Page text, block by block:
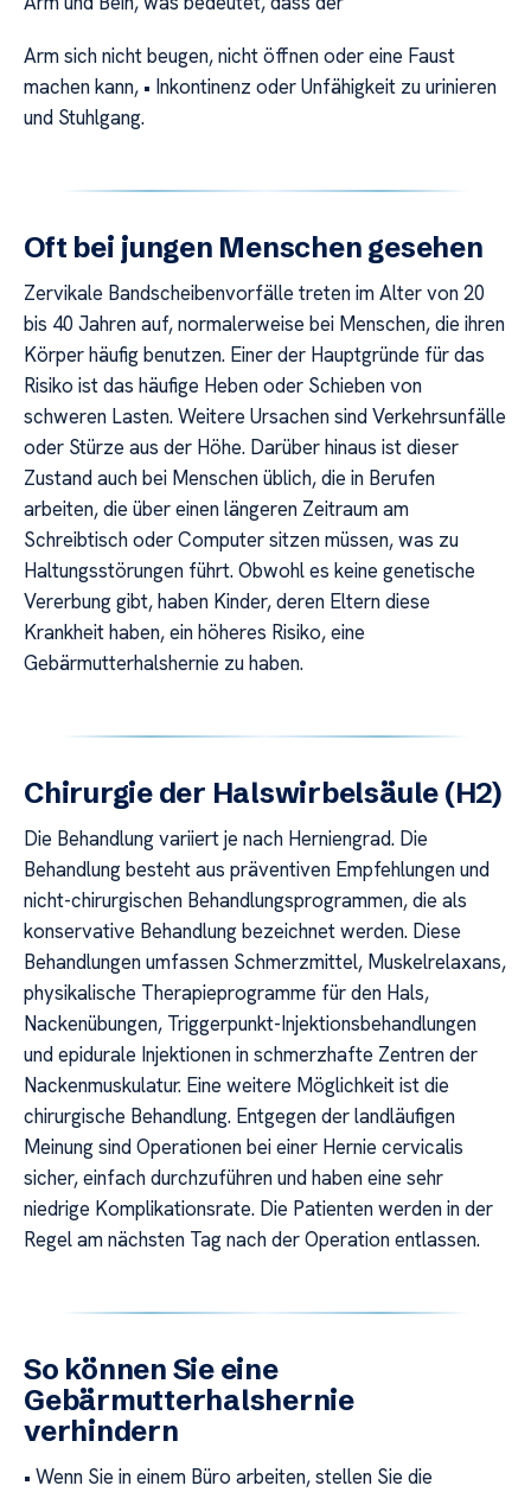
Arm sich nicht beugen, nicht öffnen oder eine Faust
machen kann, • Inkontinenz oder Unfähigkeit zu urinieren
und Stuhlgang.
Oft bei jungen Menschen gesehen
Zervikale Bandscheibenvorfälle treten im Alter von 20
bis 40 Jahren auf, normalerweise bei Menschen, die ihren
Körper häufig benutzen. Einer der Hauptgründe für das
Risiko ist das häufige Heben oder Schieben von
schweren Lasten. Weitere Ursachen sind Verkehrsunfälle
oder Stürze aus der Höhe. Darüber hinaus ist dieser
Zustand auch bei Menschen üblich, die in Berufen
arbeiten, die über einen längeren Zeitraum am
Schreibtisch oder Computer sitzen müssen, was zu
Haltungsstörungen führt. Obwohl es keine genetische
Vererbung gibt, haben Kinder, deren Eltern diese
Krankheit haben, ein höheres Risiko, eine
Gebärmutterhalshernie zu haben.
Chirurgie der Halswirbelsäule (H2)
Die Behandlung variiert je nach Herniengrad. Die
Behandlung besteht aus präventiven Empfehlungen und
nicht-chirurgischen Behandlungsprogrammen, die als
konservative Behandlung bezeichnet werden. Diese
Behandlungen umfassen Schmerzmittel, Muskelrelaxans,
physikalische Therapieprogramme für den Hals,
Nackenübungen, Triggerpunkt-Injektionsbehandlungen
und epidurale Injektionen in schmerzhafte Zentren der
Nackenmuskulatur. Eine weitere Möglichkeit ist die
chirurgische Behandlung. Entgegen der landläufigen
Meinung sind Operationen bei einer Hernie cervicalis
sicher, einfach durchzuführen und haben eine sehr
niedrige Komplikationsrate. Die Patienten werden in der
Regel am nächsten Tag nach der Operation entlassen.
So können Sie eine
Gebärmutterhalshernie
verhindern
• Wenn Sie in einem Büro arbeiten, stellen Sie die